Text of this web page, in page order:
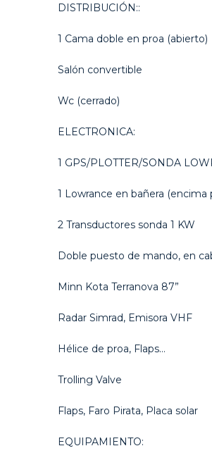
DISTRIBUCIÓN::
1 Cama doble en proa (abierto)
Salón convertible
Wc (cerrado)
ELECTRONICA:
1 GPS/PLOTTER/SONDA
1 Lowrance en bañera
2 Transductores sonda 1 KW
Doble puesto de mando, en
Minn Kota Terranova 87”
Radar Simrad, Emisora VHF
Hélice de proa, Flaps…
Trolling Valve
Flaps, Faro Pirata, Placa solar
EQUIPAMIENTO: